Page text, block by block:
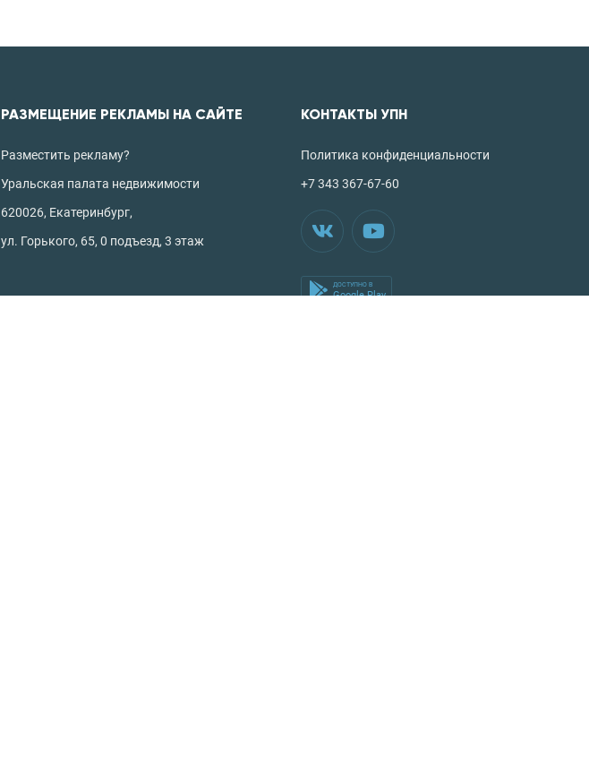
РАЗМЕЩЕНИЕ РЕКЛАМЫ НА САЙТЕ
Разместить рекламу?
Уральская палата недвижимости
620026, Екатеринбург,
ул. Горького, 65, 0 подъезд, 3 этаж
КОНТАКТЫ УПН
Политика конфиденциальности
+7 343 367-67-60
ДОСТУПНО В
Google Play